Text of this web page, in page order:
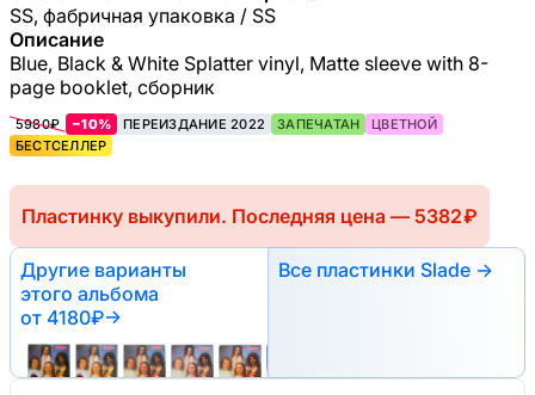
SS, фабричная упаковка / SS
Описание
Blue, Black & White Splatter vinyl, Matte sleeve with 8-
page booklet, сборник
5980₽ −10% ПЕРЕИЗДАНИЕ 2022 ЗАПЕЧАТАН
ЦВЕТНОЙ
БЕСТСЕЛЛЕР
Пластинку выкупили. Последняя цена — 5382 ₽
Другие варианты
этого альбома
от 4180₽→
Все пластинки Slade →